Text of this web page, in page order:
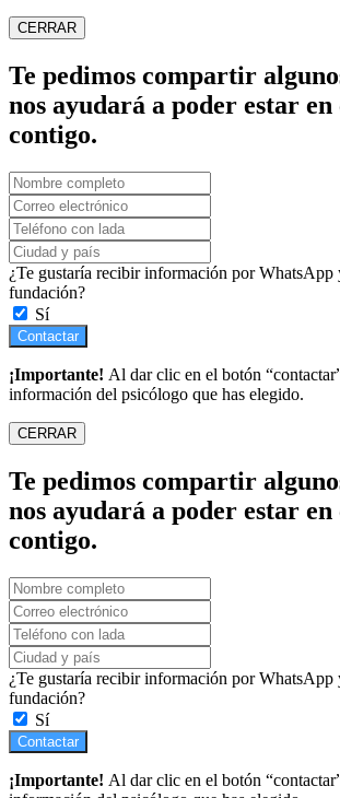
CERRAR
Te pedimos compartir
nos ayudará a poder estar en
contigo.
¿Te gustaría recibir información por WhatsApp
fundación?
Sí
Contactar
¡Importante! Al dar clic en el botón
información del psicólogo que has elegido.
CERRAR
Te pedimos compartir
nos ayudará a poder estar en
contigo.
¿Te gustaría recibir información por WhatsApp
fundación?
Sí
Contactar
¡Importante! Al dar clic en el botón